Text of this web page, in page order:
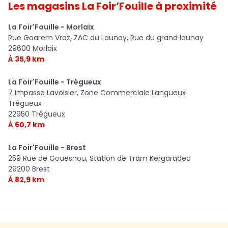
Les magasins La Foir’Fouille à proximité
La Foir'Fouille - Morlaix
Rue Goarem Vraz, ZAC du Launay, Rue du grand launay
29600 Morlaix
À 35,9 km
La Foir'Fouille - Trégueux
7 Impasse Lavoisier, Zone Commerciale Langueux
Trégueux
22950 Trégueux
À 60,7 km
La Foir'Fouille - Brest
259 Rue de Gouesnou, Station de Tram Kergaradec
29200 Brest
À 82,9 km